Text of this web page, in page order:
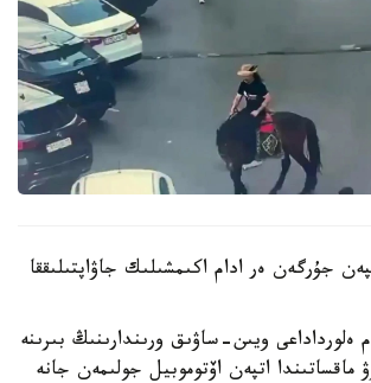
جۇرگەن ەر ادام اكىمشىلىك جاۋاپتىلىققا
ەلورداداعى ويىن-ساۋىق ورىندارىنىڭ بىرىنە
ماقساتىندا اتپەن اۆتوموبيل جولىمەن جانە